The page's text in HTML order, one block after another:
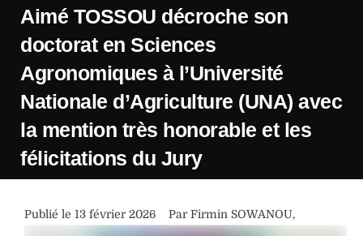
Aimé TOSSOU décroche son
doctorat en Sciences
Agronomiques à l’Université
Nationale d’Agriculture (UNA) avec
la mention très honorable et les
félicitations du Jury
Publié le 13 février 2026 Par Firmin SOWANOU,